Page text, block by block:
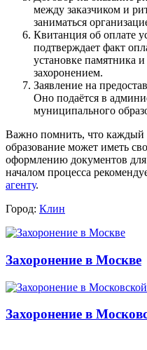
между заказчиком и
заниматься
Квитанция об оплате
подтверждает факт
установке памятника
захоронением.
Заявление на
Оно подаётся в
муниципального
Важно помнить, что каждый
образование может иметь
оформлению документов
началом процесса
агенту.
Город: Клин
Захоронение в Москве
Захоронение в